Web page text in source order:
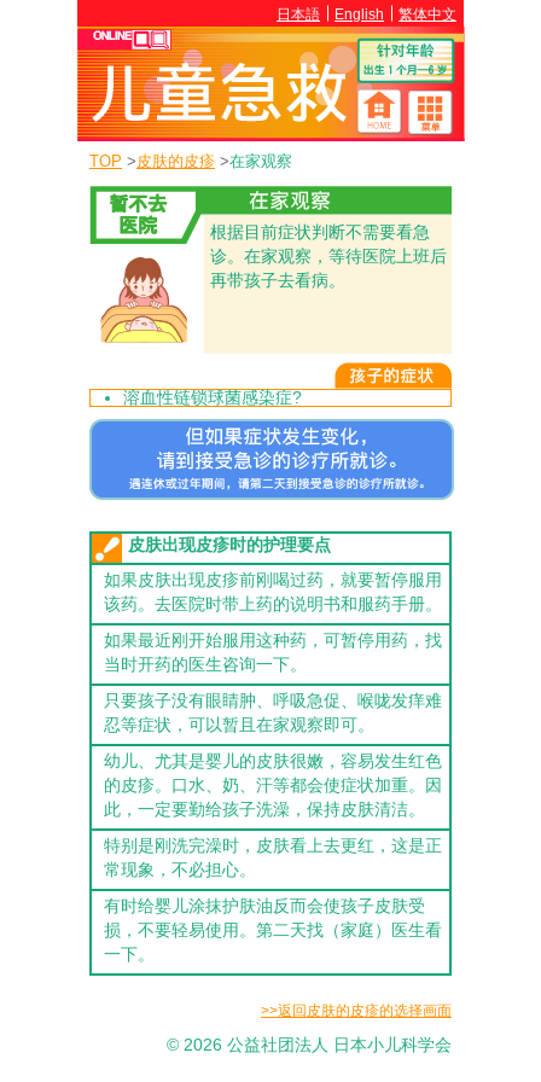
日本語 English 繁体中文
TOP >皮肤的皮疹 >在家观察
根据目前症状判断不需要看急
诊。在家观察，等待医院上班后
再带孩子去看病。
溶血性链锁球菌感染症?
皮肤出现皮疹时的护理要点
如果皮肤出现皮疹前刚喝过药，就要暂停服用
该药。去医院时带上药的说明书和服药手册。
如果最近刚开始服用这种药，可暂停用药，找
当时开药的医生咨询一下。
只要孩子没有眼睛肿、呼吸急促、喉咙发痒难
忍等症状，可以暂且在家观察即可。
幼儿、尤其是婴儿的皮肤很嫩，容易发生红色
的皮疹。口水、奶、汗等都会使症状加重。因
此，一定要勤给孩子洗澡，保持皮肤清洁。
特别是刚洗完澡时，皮肤看上去更红，这是正
常现象，不必担心。
有时给婴儿涂抹护肤油反而会使孩子皮肤受
损，不要轻易使用。第二天找（家庭）医生看
一下。
>>返回皮肤的皮疹的选择画面
© 2026 公益社团法人 日本小儿科学会